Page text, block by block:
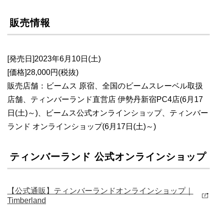
販売情報
[発売日]2023年6月10日(土)
[価格]28,000円(税抜)
販売店舗：ビームス 原宿、全国のビームスレーベル取扱
店舗、ティンバーランド直営店 伊勢丹新宿PC4店(6月17
日(土)～)、ビームス公式オンラインショップ、ティンバー
ランド オンラインショップ(6月17日(土)～)
ティンバーランド 公式オンラインショップ
【公式通販】ティンバーランドオンラインショップ｜
Timberland